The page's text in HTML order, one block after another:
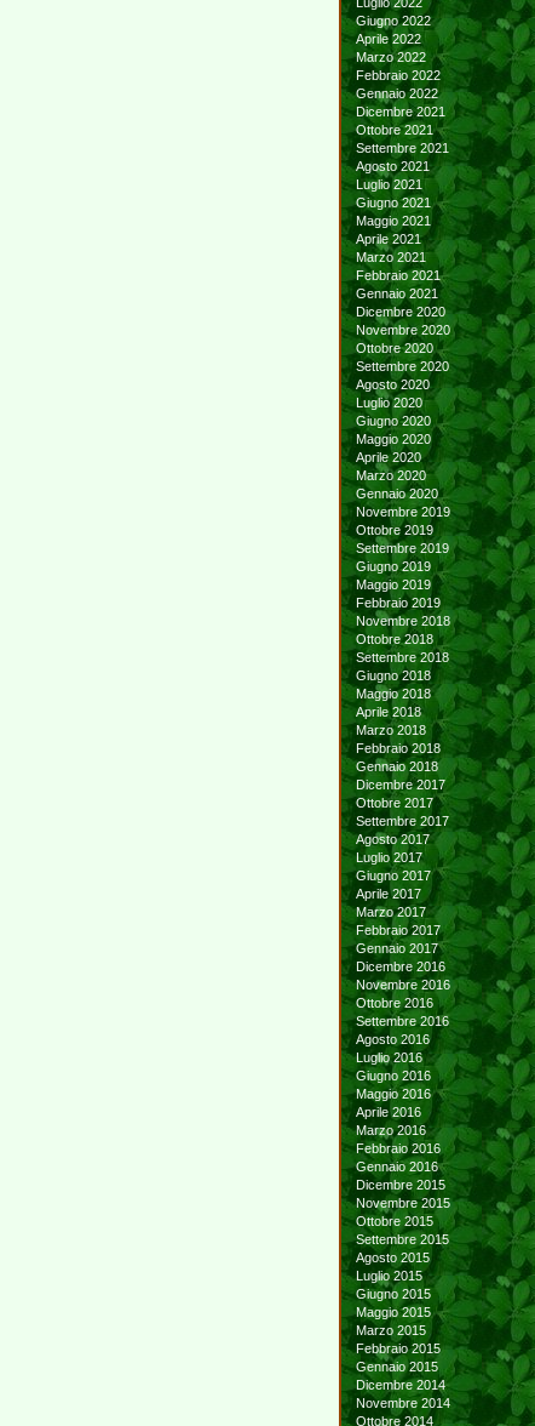
Giugno 2022
Aprile 2022
Marzo 2022
Febbraio 2022
Gennaio 2022
Dicembre 2021
Ottobre 2021
Settembre 2021
Agosto 2021
Luglio 2021
Giugno 2021
Maggio 2021
Aprile 2021
Marzo 2021
Febbraio 2021
Gennaio 2021
Dicembre 2020
Novembre 2020
Ottobre 2020
Settembre 2020
Agosto 2020
Luglio 2020
Giugno 2020
Maggio 2020
Aprile 2020
Marzo 2020
Gennaio 2020
Novembre 2019
Ottobre 2019
Settembre 2019
Giugno 2019
Maggio 2019
Febbraio 2019
Novembre 2018
Ottobre 2018
Settembre 2018
Giugno 2018
Maggio 2018
Aprile 2018
Marzo 2018
Febbraio 2018
Gennaio 2018
Dicembre 2017
Ottobre 2017
Settembre 2017
Agosto 2017
Luglio 2017
Giugno 2017
Aprile 2017
Marzo 2017
Febbraio 2017
Gennaio 2017
Dicembre 2016
Novembre 2016
Ottobre 2016
Settembre 2016
Agosto 2016
Luglio 2016
Giugno 2016
Maggio 2016
Aprile 2016
Marzo 2016
Febbraio 2016
Gennaio 2016
Dicembre 2015
Novembre 2015
Ottobre 2015
Settembre 2015
Agosto 2015
Luglio 2015
Giugno 2015
Maggio 2015
Marzo 2015
Febbraio 2015
Gennaio 2015
Dicembre 2014
Novembre 2014
Ottobre 2014